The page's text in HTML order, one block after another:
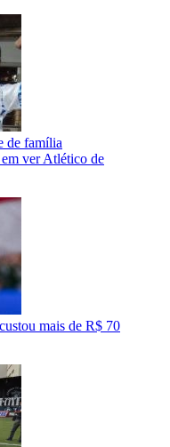
de família
ver Atlético de
mais de R$ 70